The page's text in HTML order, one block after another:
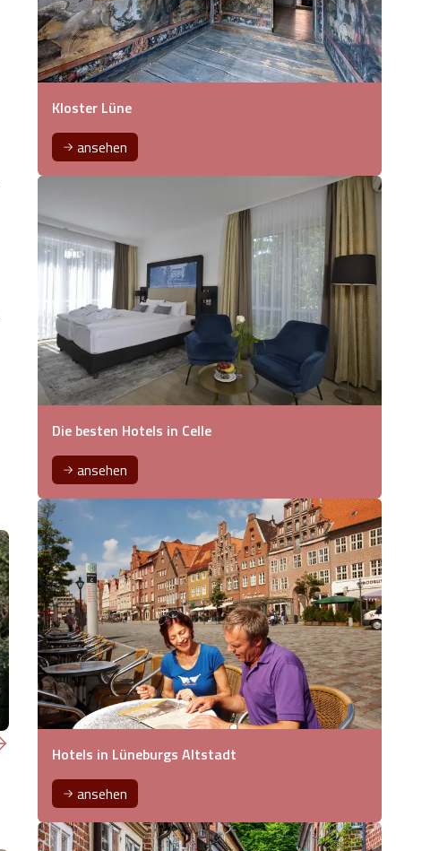
Kloster Lüne
ansehen
Die besten Hotels in Celle
ansehen
Hotels in Lüneburgs Altstadt
ansehen